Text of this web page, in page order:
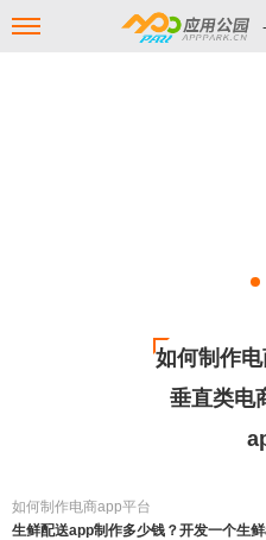
如何制作电
垂直类电
如何制作电商app平台
生鲜配送app制作多少钱？开发一个生